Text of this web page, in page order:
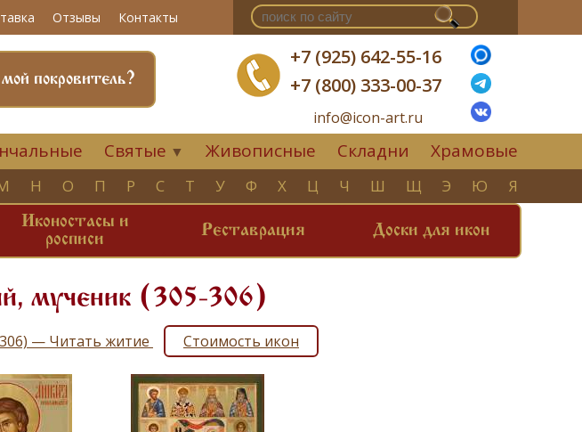
Отзывы Контакты
+7 (925) 642-55-16
+7 (800) 333-00-37
info@icon-art.ru
покровитель?
Святые ▼ Живописные Складни Храмовые
Н О П Р С Т У Ф Х Ц Ч Ш Щ Э Ю Я
Иконостасы и
росписи
Реставрация Доски для икон
мученик (305-306)
— Читать житие Стоимость икон